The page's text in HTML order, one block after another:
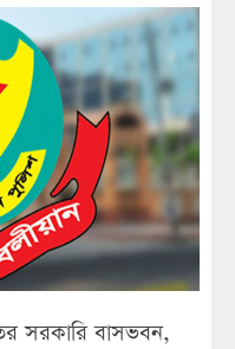
সরকারি বাসভবন,